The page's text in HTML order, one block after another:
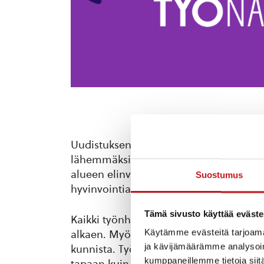
Suostumus
Tämä sivusto käyttää
Käytämme evästeitä
ja kävijämäärämme
kumppaneillemme tietoja
Uudistuksen tarkoituksena on tuoda
lähemmäksi asiakkaita, nopeuttaa
alueen elinvoiman vahvistamiseksi.
hyvinvointia.
Kaikki työnhakijat saavat työnhaun
alkaen. Myös yritykset saavat
kunnista. Työvoimapalveluista tulee